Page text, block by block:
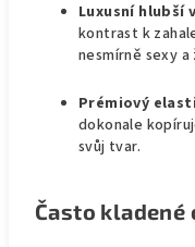
Luxusní hlubší
kontrast k
nesmírně sexy a
Prémiový
dokonale
svůj tvar.
Často kladené